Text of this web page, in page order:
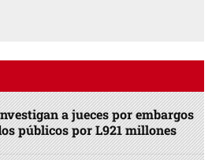
a jueces por embargos
públicos por L921 millones